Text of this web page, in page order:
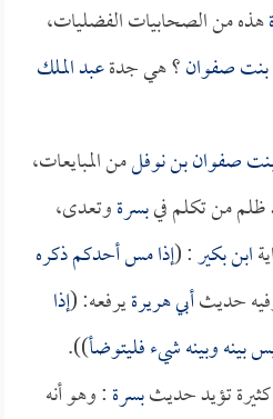
هذه من الصحابيات الفضليات،
بنت صفوان؟ هي جدةعبد الملك
صفوان بن نوفلمن المبايعات،
ظلم من تكلم فيبسرةوتعدى،
ابن بكير: (إذا مس أحدكم ذكره
حديثأبي هريرةيرفعه: (إذا
بينه وبينه شيء فليتوضأ)).
تؤيد حديثبسرة: وهو أنه